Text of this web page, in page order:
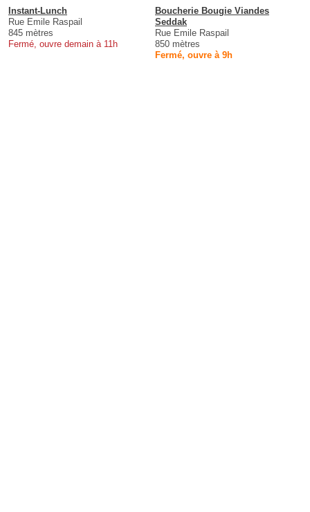
Instant-Lunch
Rue Emile Raspail
845 mètres
Fermé, ouvre demain à 11h
Boucherie Bougie Viandes
Seddak
Rue Emile Raspail
850 mètres
Fermé, ouvre à 9h